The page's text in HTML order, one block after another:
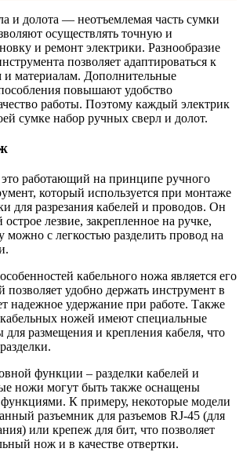
и долота — неотъемлемая часть сумки
осуществлять точную и
и ремонт электрики. Разнообразие
позволяет адаптироваться к
и материалам. Дополнительные
повышают удобство
работы. Поэтому каждый электрик
сумке набор ручных сверл и долот.
работающий на принципе ручного
который используется при монтаже
для разрезания кабелей и проводов. Он
острое лезвие, закрепленное на ручке,
можно с легкостью разделить провод на
кабельного ножа является его
позволяет удобно держать инструмент в
надежное удержание при работе. Также
ножей имеют специальные
для размещения и крепления кабеля, что
функции – разделки кабелей и
ножи могут быть также оснащены
К примеру, некоторые модели
разъемник для разъемов RJ-45 (для
или крепеж для бит, что позволяет
нож и в качестве отвертки.